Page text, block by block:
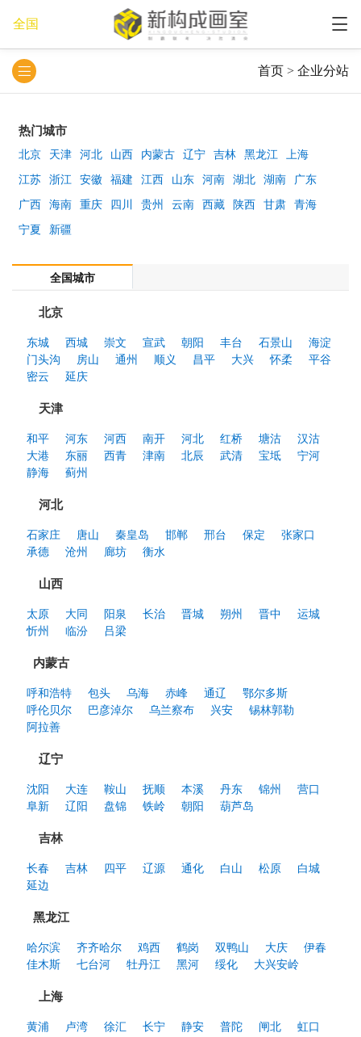
全国
首页 > 企业分站
热门城市
北京 天津 河北 山西 内蒙古 辽宁 吉林 黑龙江 上海
江苏 浙江 安徽 福建 江西 山东 河南 湖北 湖南 广东
广西 海南 重庆 四川 贵州 云南 西藏 陕西 甘肃 青海
宁夏 新疆
全国城市
北京
东城 西城 崇文 宣武 朝阳 丰台 石景山
海淀
门头沟
房山 通州 顺义 昌平 大兴 怀柔
平谷
密云
延庆
天津
和平 河东 河西 南开 河北 红桥 塘沽
汉沽
大港
东丽 西青 津南 北辰 武清 宝坻
宁河
静海
蓟州
河北
石家庄 唐山 秦皇岛 邯郸 邢台 保定
张家口
承德
沧州 廊坊 衡水
山西
太原 大同 阳泉 长治 晋城 朔州 晋中
运城
忻州
临汾 吕梁
内蒙古
呼和浩特 包头 乌海 赤峰 通辽
鄂尔多斯
呼伦贝尔
巴彦淖尔 乌兰察布 兴安
锡林郭勒
阿拉善
辽宁
沈阳 大连 鞍山 抚顺 本溪 丹东 锦州
营口
阜新
辽阳 盘锦 铁岭 朝阳 葫芦岛
吉林
长春 吉林 四平 辽源 通化 白山 松原
白城
延边
黑龙江
哈尔滨 齐齐哈尔 鸡西 鹤岗 双鸭山 大庆
伊春
佳木斯
七台河 牡丹江 黑河 绥化 大兴安岭
上海
黄浦 卢湾 徐汇 长宁 静安 普陀 闸北
虹口